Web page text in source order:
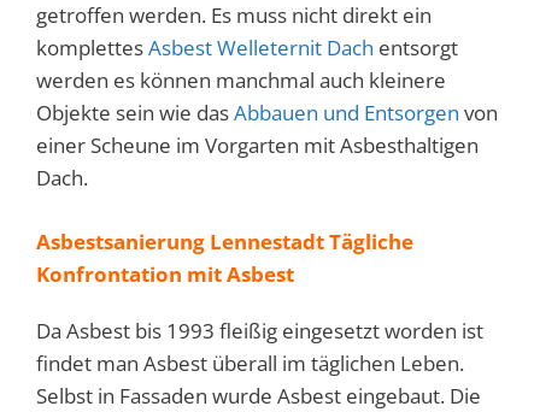
getroffen werden. Es muss nicht direkt ein
komplettesAsbest Welleternit Dach entsorgt
werden es können manchmal auch kleinere
Objekte sein wie dasAbbauen und Entsorgen von
einer Scheune im Vorgarten mit Asbesthaltigen
Dach.
Asbestsanierung Lennestadt Tägliche
Konfrontation mit Asbest
Da Asbest bis 1993 fleißig eingesetzt worden ist
findet man Asbest überall im täglichen Leben.
Selbst in Fassaden wurde Asbest eingebaut. Die